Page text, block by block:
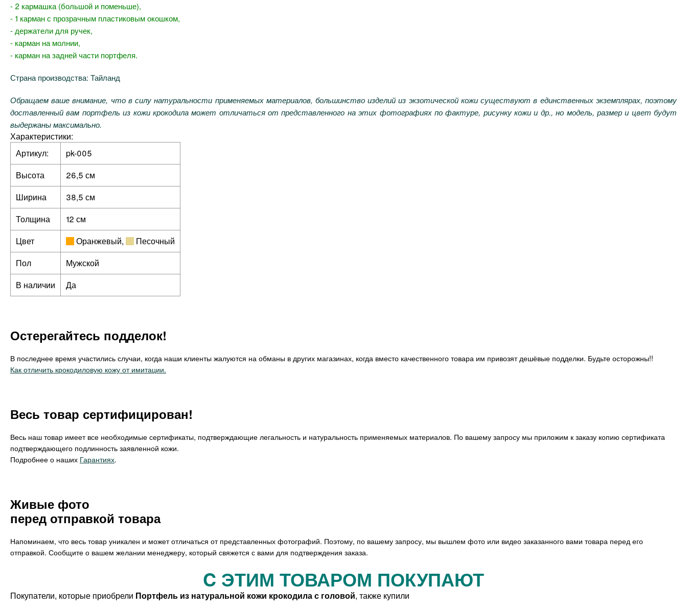
- 2 кармашка (большой и поменьше),
- 1 карман с прозрачным пластиковым окошком,
- держатели для ручек,
- карман на молнии,
- карман на задней части портфеля.
Страна производства: Тайланд
Обращаем ваше внимание, что в силу натуральности применяемых материалов, большинство изделий из экзотической кожи существуют в единственных экземплярах, поэтому
доставленный вам портфель из кожи крокодила может отличаться от представленного на этих фотографиях по фактуре, рисунку кожи и др., но модель, размер и цвет будут
выдержаны максимально.
Характеристики:
Артикул:
pk-005
Высота
26,5 см
Ширина
38,5 см
Толщина
12 см
Цвет
Оранжевый,
Песочный
Пол
Мужской
В наличии
Да
Остерегайтесь подделок!
В последнее время участились случаи, когда наши клиенты жалуются на обманы в других магазинах, когда вместо качественного товара им привозят дешёвые подделки. Будьте осторожны!!
Как отличить крокодиловую кожу от имитации.
Весь товар сертифицирован!
Весь наш товар имеет все необходимые сертификаты, подтверждающие легальность и натуральность применяемых материалов. По вашему запросу мы приложим к заказу копию сертификата
подтверждающего подлинность заявленной кожи.
Подробнее о наших Гарантиях.
Живые фото
перед отправкой товара
Напоминаем, что весь товар уникален и может отличаться от представленных фотографий. Поэтому, по вашему запросу, мы вышлем фото или видео заказанного вами товара перед его
отправкой. Сообщите о вашем желании менеджеру, который свяжется с вами для подтверждения заказа.
C ЭТИМ ТОВАРОМ ПОКУПАЮТ
Покупатели, которые приобрели Портфель из натуральной кожи крокодила с головой, также купили